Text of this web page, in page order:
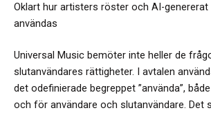
Oklart hur artisters röster och AI-
användas
Universal Music bemöter inte heller de
slutanvändares rättigheter. I avtalen
det odefinierade begreppet ”använda”,
och för användare och slutanvändare. Det